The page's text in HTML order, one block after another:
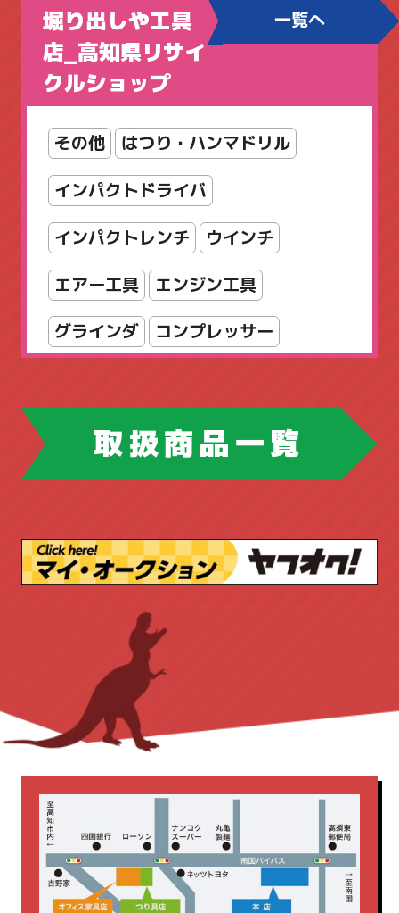
カウンター カリモク
シューズボックス
スタッキング スツール
スリッパラック セット
ダイヤル錠 パンフレットスタンド
パーティション
フォールディングテーブル
フリーアドレスデスク ホウトク
マネージメントデスク
ラテラルキャビネット ロッカー
会議テーブル
内田洋行 平机
応接セット 新着商品
片袖机 生興 脇机 藤沢工業
堀り出しや工具
店_高知県リサイ
クルショップ
一覧へ
その他 はつり・ハンマドリル
インパクトドライバ
インパクトレンチ ウインチ
エアー工具 エンジン工具
グラインダ コンプレッサー
ツールボックス
作業台 切断機 台車 園芸工具
工具店
新着商品 測量・測定
無線機 照明
研削・研磨機
釘打機 集じん機・掃除機
電動工具 電気カンナ
取扱商品一覧